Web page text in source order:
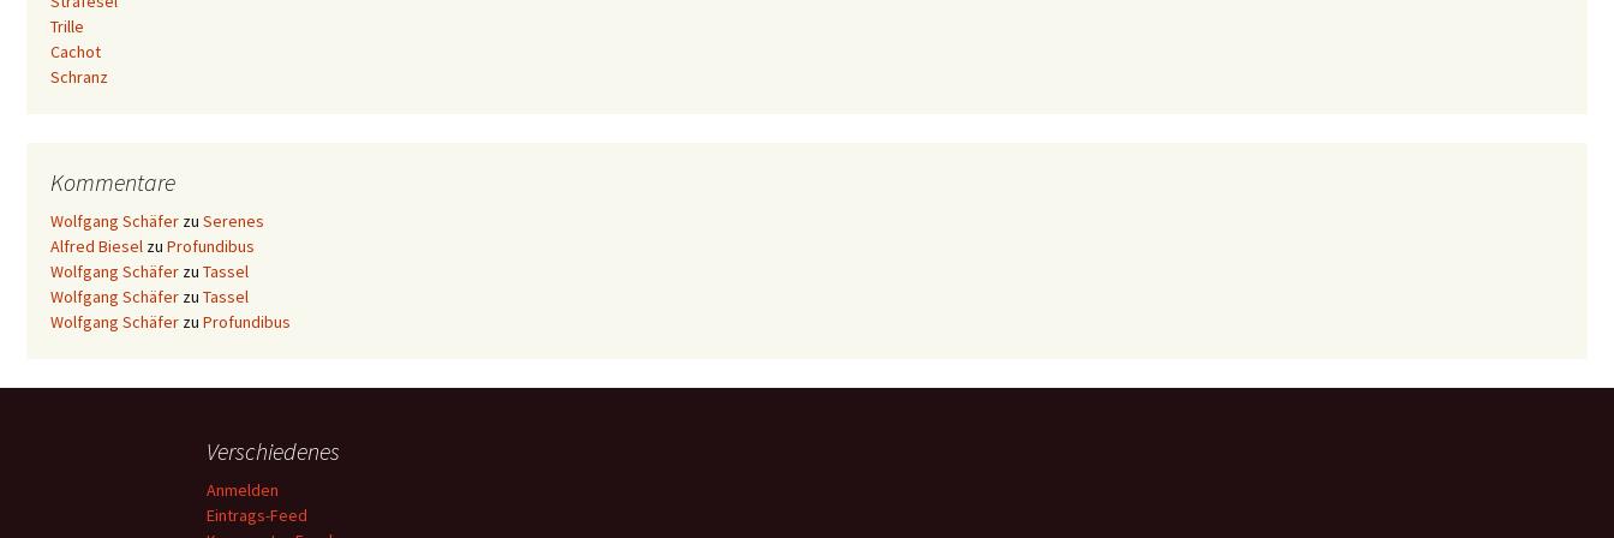
Trille
Cachot
Schranz
Kommentare
Wolfgang Schäfer zu Serenes
Alfred Biesel zu Profundibus
Wolfgang Schäfer zu Tassel
Wolfgang Schäfer zu Tassel
Wolfgang Schäfer zu Profundibus
Verschiedenes
Anmelden
Eintrags-Feed